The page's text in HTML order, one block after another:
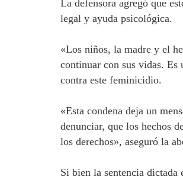
La defensora agregó que
legal y ayuda psicológica.
«Los niños, la madre y el
continuar con sus vidas. Es
contra este feminicidio.
«Esta condena deja un
denunciar, que los hechos
los derechos», aseguró la
Si bien la sentencia